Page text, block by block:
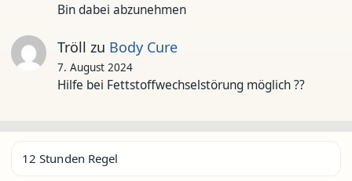
Bin dabei abzunehmen
Tröll zu Body Cure
7. August 2024
Hilfe bei Fettstoffwechselstörung möglich ??
12 Stunden Regel